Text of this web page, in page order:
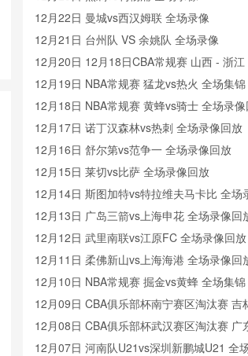
12月22日 曼城vs西汉姆联 全场录像
12月21日 台州队 VS 余姚队 全场录像
12月20日 12月18日CBA常规赛 山西 - 浙江
像
12月19日 NBA常规赛 猛龙vs热火 全场集锦
12月18日 NBA常规赛 黄蜂vs骑士 全场录
12月17日 诺丁汉森林vs热刺 全场录像回放
12月16日 舒尔第vs范争一 全场录像回放
12月15日 莱切vs比萨 全场录像回放
12月14日 斯图加特vs特拉维夫马卡比 全场
12月13日 广岛三箭vs上海申花 全场录像回
12月12日 武里南联vs江原FC 全场录像回放
12月11日 柔佛新山vs上海海港 全场录像回
12月10日 NBA常规赛 掘金vs黄蜂 全场集锦
12月09日 CBA俱乐部杯南宁赛区淘汰赛 吉
全场录像回放
12月08日 CBA俱乐部杯武汉赛区淘汰赛 广
全场录像回放
12月07日 河南队U21vs深圳新鹏城U21 全